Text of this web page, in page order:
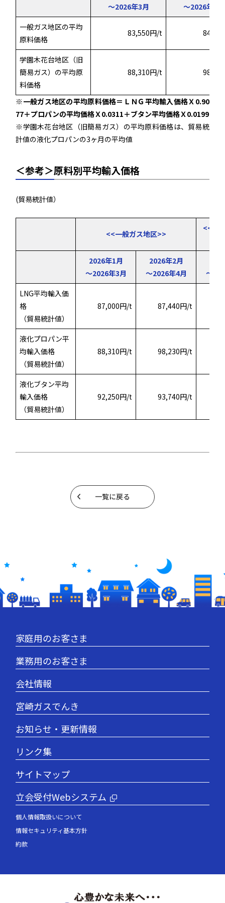
～2026年3月
～2026年4月
一般ガス地区の平均
原料価格
83,550円/t
学園木花台地区（旧
簡易ガス）の平均原
料価格
88,310円/t
※一般ガス地区の平均原料価格＝ＬＮＧ平均輸入価格Ｘ0.90
77＋プロパンの平均価格Ｘ0.0311＋ブタン平均価格Ｘ0.0199
※学園木花台地区（旧簡易ガス）の平均原料価格は、貿易統
計値の液化プロパンの3ヶ月の平均値
＜参考＞原料別平均輸入価格
(貿易統計値）
<<一般ガス地区>>
<<学
2026年1月
～2026年3月
2026年2月
～2026年4月
～
LNG平均輸入価
格
（貿易統計値）
87,000円/t 87,440円/t
液化プロパン平
均輸入価格
（貿易統計値）
88,310円/t 98,230円/t
液化ブタン平均
輸入価格
（貿易統計値）
92,250円/t 93,740円/t
一覧に戻る
家庭用のお客さま
業務用のお客さま
会社情報
宮崎ガスでんき
お知らせ・更新情報
リンク集
サイトマップ
立会受付Webシステム
個人情報取扱いについて
情報セキュリティ基本方針
約款